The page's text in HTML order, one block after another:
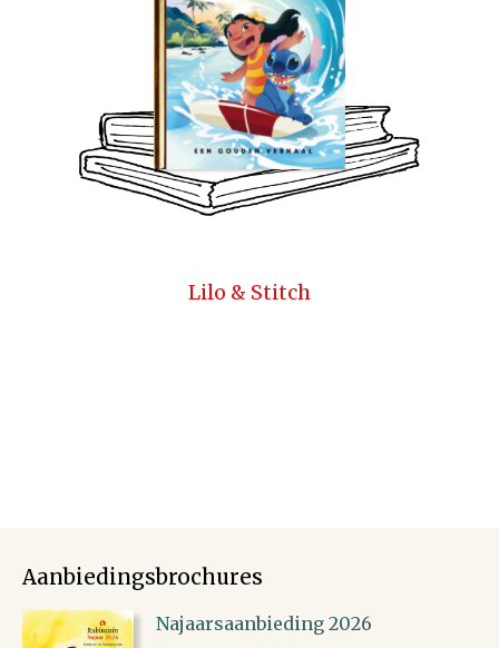
Lilo & Stitch
Aanbiedingsbrochures
Najaarsaanbieding 2026